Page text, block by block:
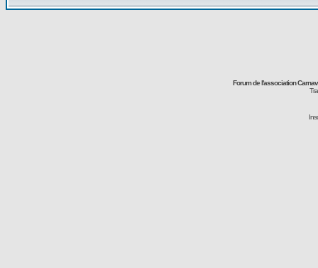
Forum de l'association